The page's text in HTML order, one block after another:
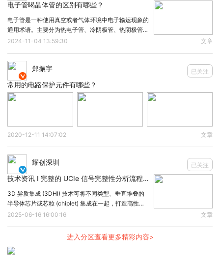
标准描述了两种不同的波形发生器：一种是雷击在电
源线上感应生产的波形；另一种是在通信线路上感应
这两种线路都属于空架线，但线路的阻抗各不相同：
在电源线上感应产生的浪涌波形比较窄一些
感应产生的浪涌波形比较宽一些，但前沿要缓一些。
后面我们主要以雷击在电源线上感应生产的波形来对
电路进行分析，同时也对通信线路的防雷技术进行简
单介绍。
2、模拟雷击浪涌脉冲生成电路的工作原理
电子管喝晶体管的区别有哪些？
电子管是一种使用真空或者气体环境中电子输运现象的
通用术语。主要分为热电子管、冷阴极管、热阴极管和
特种电子管等多种类型。其中，最常见的是真空电子
体器件。它是在1947年由Bardeen、Brat
2024-11-04 13:59:30 文章

郑振宇 已关注
常用的电路保护元件有哪些？
2020-12-11 14:07:02 文章

耀创深圳 已关注
技术资讯 I 完整的 UCIe 信号完整性分析流程和异构集成合规性检查
3D 异质集成 (3DHI) 技术可将不同类型、垂直堆叠的
半导体芯片或芯粒 (chiplet) 集成在一起，打造高性能
系统。因此，处理器、内存和射频等不同功能可以集成
3DHI 系统越来越复杂，UCIe (Universal Chiplet
2025-06-16 16:00:16 文章
进入分区查看更多精彩内容>